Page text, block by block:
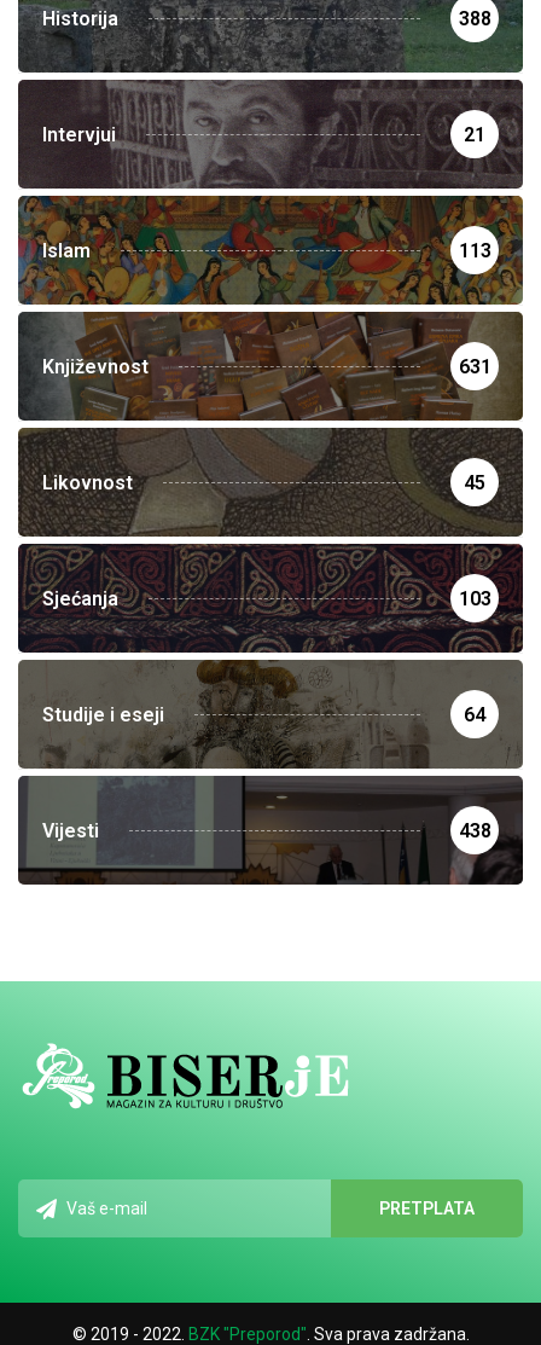
Historija 388
Intervjui 21
Islam 113
Književnost 631
Likovnost 45
Sjećanja 103
Studije i eseji 64
Vijesti 438
© 2019 - 2022. BZK "Preporod". Sva prava zadržana.